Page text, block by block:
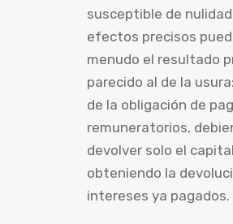
susceptible de
efectos precisos
menudo el resultado
parecido al de la
de la obligación de
remuneratorios,
devolver solo el
obteniendo la
intereses ya pagados.